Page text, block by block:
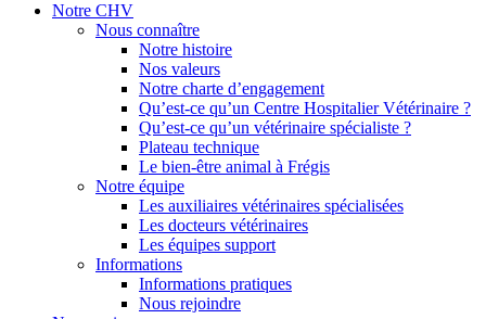
Notre CHV
Nous connaître
Notre histoire
Nos valeurs
Notre charte d’engagement
Qu’est-ce qu’un Centre Hospitalier Vétérinaire ?
Qu’est-ce qu’un vétérinaire spécialiste ?
Plateau technique
Le bien-être animal à Frégis
Notre équipe
Les auxiliaires vétérinaires spécialisées
Les docteurs vétérinaires
Les équipes support
Informations
Informations pratiques
Nous rejoindre